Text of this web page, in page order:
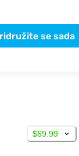
se sada
$69.99